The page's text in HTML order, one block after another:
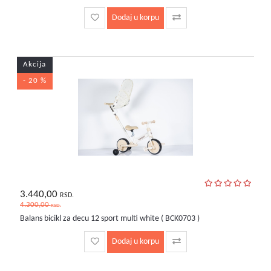
Dodaj u korpu
Akcija
- 20 %
3.440,00 RSD.
4.300,00RSD.
Balans bicikl za decu 12 sport multi white ( BCK0703 )
Dodaj u korpu